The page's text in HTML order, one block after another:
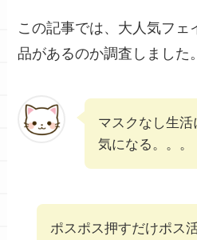
この記事では、大人気フェ
品があるのか調査しました。
マスクなし生
気になる。。。
ポスポス押すだけポス